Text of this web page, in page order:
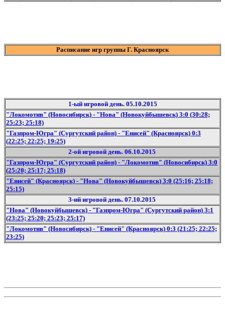
Расписание игр группы Г. Красноярск
1-ый игровой день. 05.10.2015
"Локомотив" (Новосибирск) - "Нова" (Новокуйбышевск) 3:0 (30:28;
25:23; 25:18)
"Газпром-Югра" (Сургутский район) - "Енисей" (Красноярск) 0:3
(22:25; 22:25; 19:25)
2-ой игровой день. 06.10.2015
"Газпром-Югра" (Сургутский район) - "Локомотив" (Новосибирск) 3:0
(25:20; 25:17; 25:18)
"Енисей" (Красноярск) - "Нова" (Новокуйбышевск) 3:0 (25:16; 25:18;
25:15)
3-ий игровой день. 07.10.2015
"Нова" (Новокуйбышевск) - "Газпром-Югра" (Сургутский район) 3:1
(23:25; 25:20; 25:23; 25:17)
"Локомотив" (Новосибирск) - "Енисей" (Красноярск) 0:3 (21:25; 22:25;
23:25)